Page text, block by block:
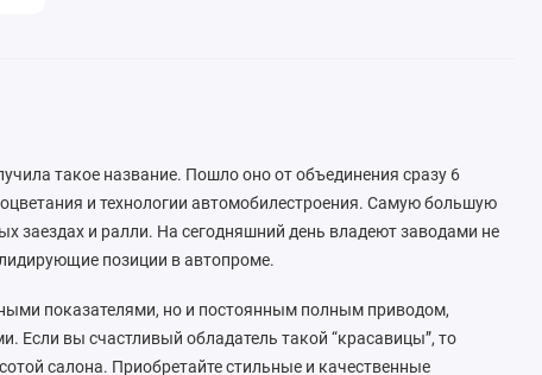
такое название. Пошло оно от объединения сразу 6
и технологии автомобилестроения. Самую большую
заездах и ралли. На сегодняшний день владеют заводами не
позиции в автопроме.
показателями, но и постоянным полным приводом,
Если вы счастливый обладатель такой “красавицы”, то
салона. Приобретайте стильные и качественные